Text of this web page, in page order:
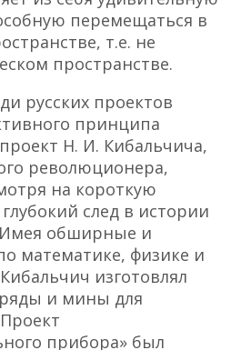
перемещаться в
т.е. не
пространстве.
русских проектов
принципа
Н. И. Кибальчича,
революционера,
на короткую
след в истории
Имея обширные и
математике, физике и
изготовлял
и мины для
прибора» был